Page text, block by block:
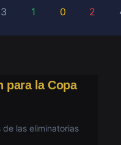
3 1 0 2
para la Copa
de las eliminatorias